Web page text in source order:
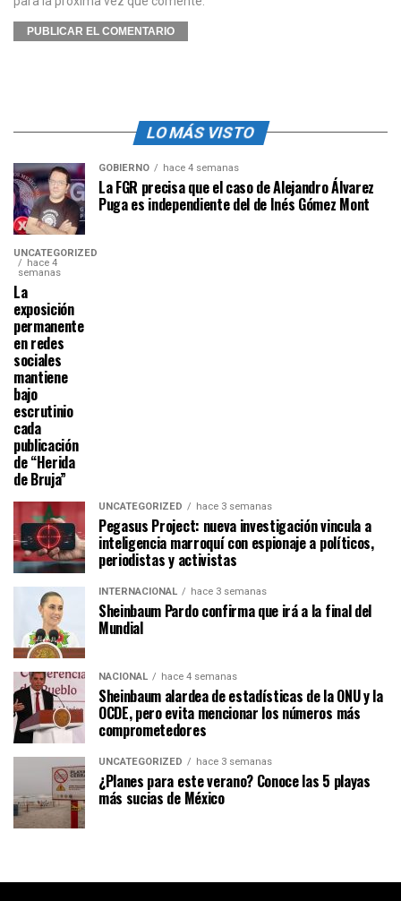
LO MÁS VISTO
GOBIERNO hace 4 semanas
La FGR precisa que el caso de Alejandro Álvarez
Puga es independiente del de Inés Gómez Mont
UNCATEGORIZED
hace 4
semanas
La
exposición
permanente
en redes
sociales
mantiene
bajo
escrutinio
cada
publicación
de “Herida
de Bruja”
UNCATEGORIZED hace 3 semanas
Pegasus Project: nueva investigación vincula a
inteligencia marroquí con espionaje a políticos,
periodistas y activistas
INTERNACIONAL hace 3 semanas
Sheinbaum Pardo confirma que irá a la final del
Mundial
NACIONAL hace 4 semanas
Sheinbaum alardea de estadísticas de la ONU y la
OCDE, pero evita mencionar los números más
comprometedores
UNCATEGORIZED hace 3 semanas
¿Planes para este verano? Conoce las 5 playas
más sucias de México